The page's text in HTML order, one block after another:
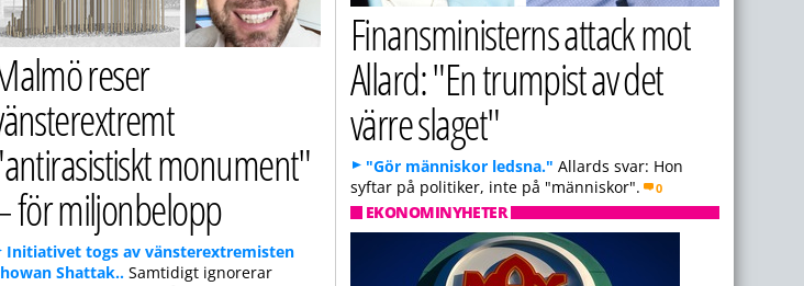
Finansministerns attack mot
Allard: "En trumpist av det
värre slaget"
"Gör människor ledsna." Allards svar: Hon
syftar på politiker, inte på "människor".
0
EKONOMINYHETER
reser
monument"
för miljonbelopp
Initiativet togs av vänsterextremisten
Shattak.. Samtidigt ignorerar